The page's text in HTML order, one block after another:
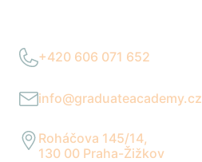
+420 606 071 652
info@graduateacademy.cz
Roháčova 145/14,
130 00 Praha-Žižkov